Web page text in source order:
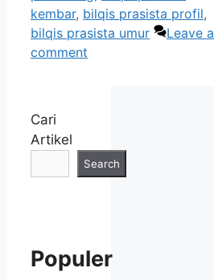
kembar, bilqis prasista profil,
bilqis prasista umur
Leave a
comment
Cari
Artikel
Search
Populer